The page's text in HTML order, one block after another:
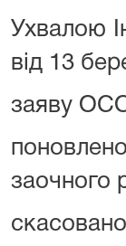
Ухвалою
від 13
заяву
заочного